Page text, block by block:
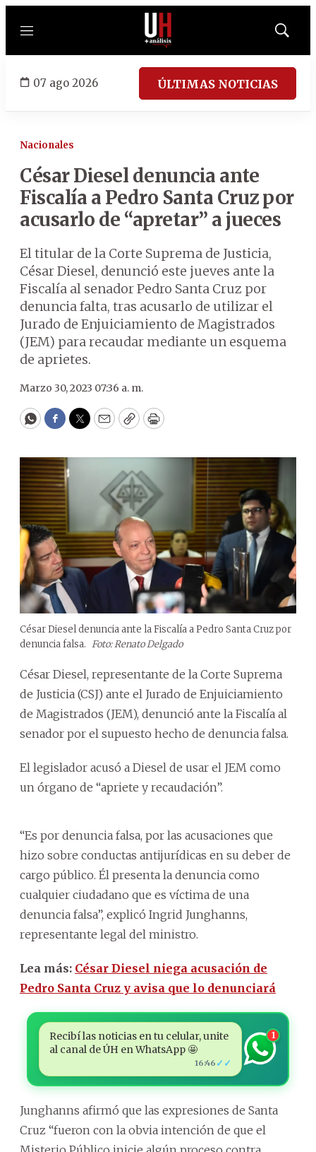
Menú
Mostrar
07 ago 2026 ÚLTIMAS NOTICIAS
Nacionales
César Diesel denuncia ante
Fiscalía a Pedro Santa Cruz por
acusarlo de “apretar” a jueces
El titular de la Corte Suprema de Justicia,
César Diesel, denunció este jueves ante la
Fiscalía al senador Pedro Santa Cruz por
denuncia falta, tras acusarlo de utilizar el
Jurado de Enjuiciamiento de Magistrados
(JEM) para recaudar mediante un esquema
de aprietes.
Marzo 30, 2023 07:36 a. m.
WhatsApp
Facebook
Twitter
EmailCopyPrint
César Diesel denuncia ante la Fiscalía a Pedro Santa Cruz por
denuncia falsa. Foto: Renato Delgado
César Diesel, representante de la Corte Suprema
de Justicia (CSJ) ante el Jurado de Enjuiciamiento
de Magistrados (JEM), denunció ante la Fiscalía al
senador por el supuesto hecho de denuncia falsa.
El legislador acusó a Diesel de usar el JEM como
un órgano de “apriete y recaudación”.
“Es por denuncia falsa, por las acusaciones que
hizo sobre conductas antijurídicas en su deber de
cargo público. Él presenta la denuncia como
cualquier ciudadano que es víctima de una
denuncia falsa”, explicó Ingrid Junghanns,
representante legal del ministro.
Lea más: César Diesel niega acusación de
Pedro Santa Cruz y avisa que lo denunciará
Recibí las noticias en tu celular, unite
al canal de ÚH en WhatsApp 🤩
16:46 ✓✓
1
Junghanns afirmó que las expresiones de Santa
Cruz “fueron con la obvia intención de que el